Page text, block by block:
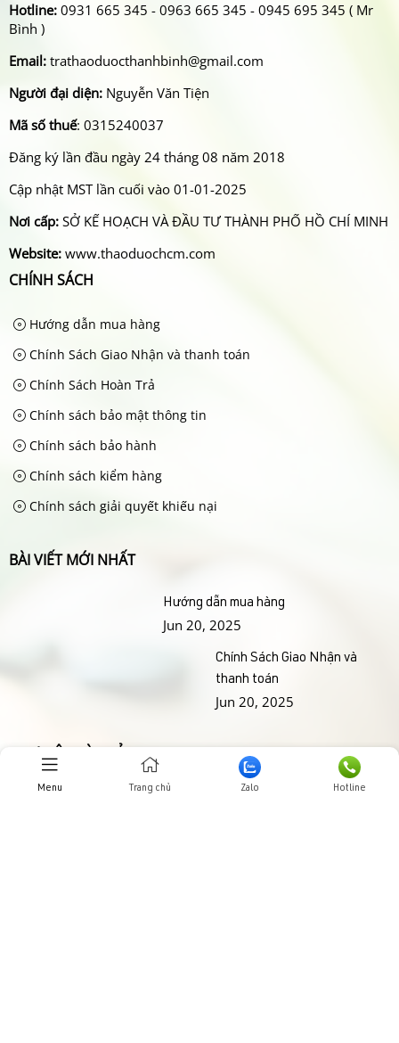
Hotline: 0931 665 345 - 0963 665 345 - 0945 695 345 ( Mr
Bình )
Email: trathaoduocthanhbinh@gmail.com
Người đại diện: Nguyễn Văn Tiện
Mã số thuế: 0315240037
Đăng ký lần đầu ngày 24 tháng 08 năm 2018
Cập nhật MST lần cuối vào 01-01-2025
Nơi cấp: SỞ KẾ HOẠCH VÀ ĐẦU TƯ THÀNH PHỐ HỒ CHÍ MINH
Website: www.thaoduochcm.com
CHÍNH SÁCH
Hướng dẫn mua hàng
Chính Sách Giao Nhận và thanh toán
Chính Sách Hoàn Trả
Chính sách bảo mật thông tin
Chính sách bảo hành
Chính sách kiểm hàng
Chính sách giải quyết khiếu nại
BÀI VIẾT MỚI NHẤT
Hướng dẫn mua hàng
Jun 20, 2025
Chính Sách Giao Nhận và
thanh toán
Jun 20, 2025
THƯ VIỆN HÌNH ẢNHH
Menu Trang chủ Zalo Hotline